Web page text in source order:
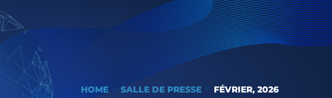
HOME SALLE DE PRESSE FÉVRIER, 2026